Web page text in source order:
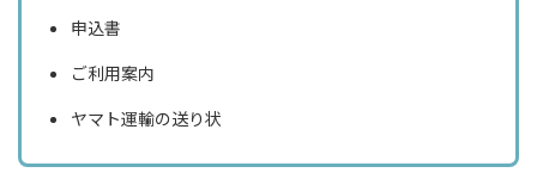
申込書
ご利用案内
ヤマト運輸の送り状